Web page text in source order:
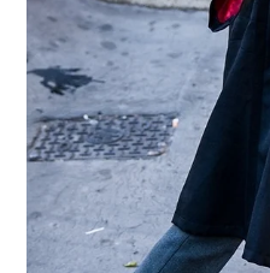
Dana Even- Chen
Feb 8, 2024
2 min
עונת הזיקוקים
ספונטניות של זיקוקים
"עונת הזיקוקים" נפתחת לרוב
בתקופת חג...